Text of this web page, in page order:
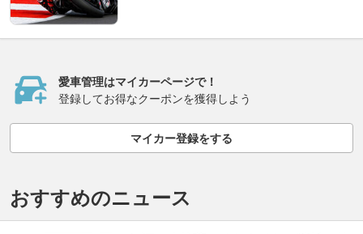
愛車管理はマイカーページで！
登録してお得なクーポンを獲得しよう
マイカー登録をする
おすすめのニュース